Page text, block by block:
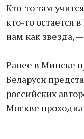
Кто-то там
кто-то остается
нам как звезда,
Ранее в Минске
Беларуси
российских
Москве